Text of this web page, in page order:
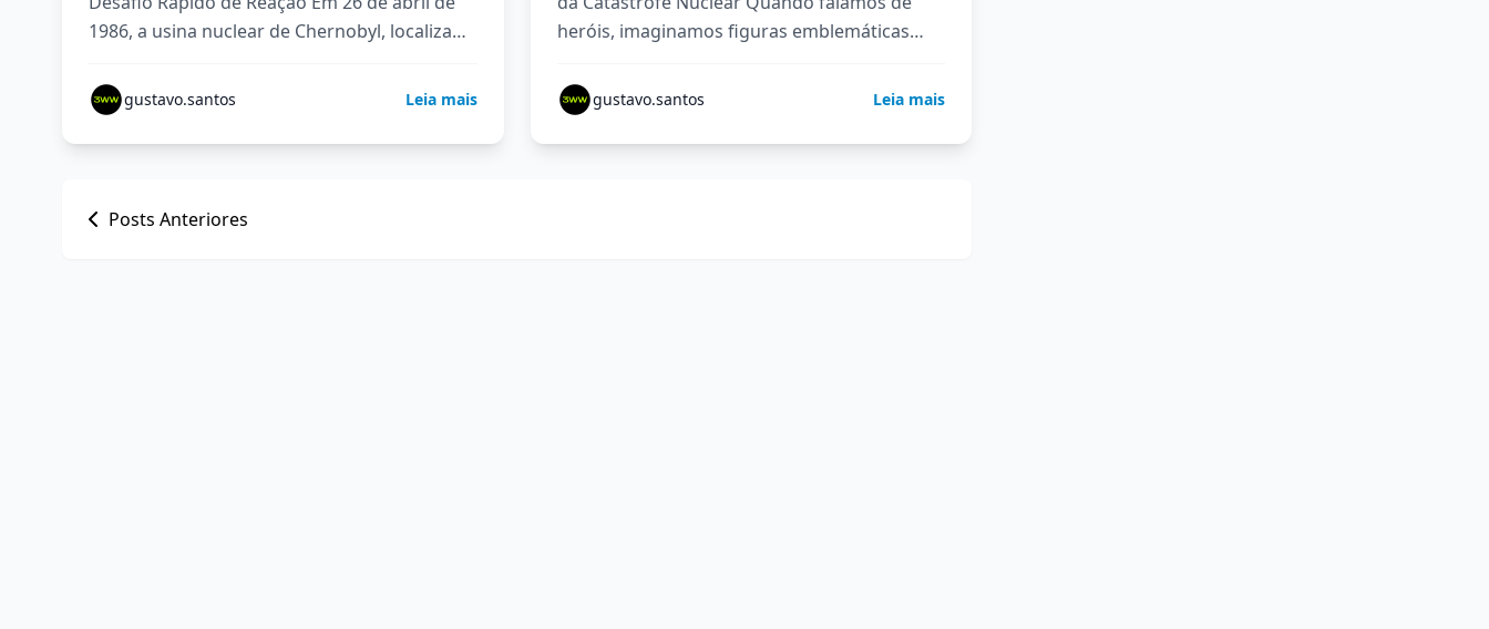
1986, a usina nuclear de Chernobyl, localizada
gustavo.santos Leia mais
heróis, imaginamos figuras emblemáticas
mal. Mas…
gustavo.santos Leia mais
Navegação
Posts Anteriores